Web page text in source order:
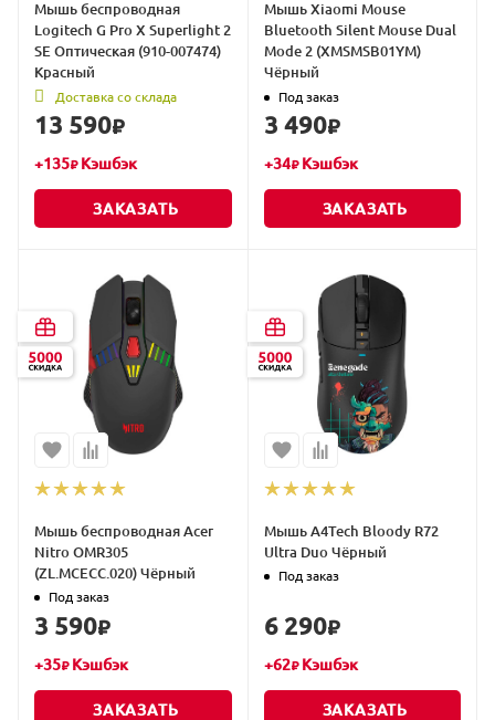
Мышь беспроводная
Logitech G Pro X Superlight 2
SE Оптическая (910-007474)
Красный
Доставка со склада
13 590₽
+135₽Кэшбэк
ЗАКАЗАТЬ
Мышь Xiaomi Mouse
Bluetooth Silent Mouse Dual
Mode 2 (XMSMSB01YM)
Чёрный
Под заказ
3 490₽
+34₽Кэшбэк
ЗАКАЗАТЬ
Мышь беспроводная Acer
Nitro OMR305
(ZL.MCECC.020) Чёрный
Под заказ
3 590₽
+35₽Кэшбэк
ЗАКАЗАТЬ
Мышь A4Tech Bloody R72
Ultra Duo Чёрный
Под заказ
6 290₽
+62₽Кэшбэк
ЗАКАЗАТЬ